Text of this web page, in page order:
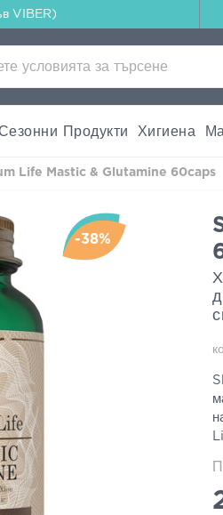
VIBER)
Продукти Хигиена
Life Mastic & Glutamine 60caps
-38%